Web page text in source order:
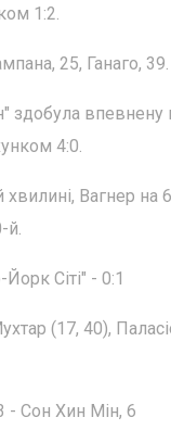
1:2.
25, Ганаго, 39.
здобула впевнену
4:0.
хвилині, Вагнер
й.
Сіті" - 0:1
(17, 40),
- Сон Хин Мін, 6